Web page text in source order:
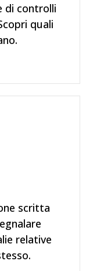
di controlli
quali
scritta
relative